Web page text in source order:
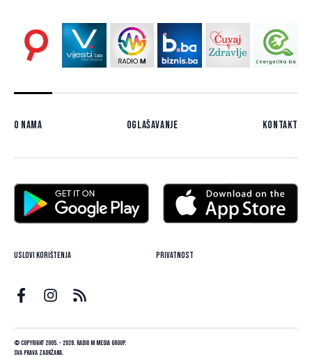
O nama Oglašavanje Kontakt
Uslovi korištenja Privatnost
© Copyright 2005. - 2026. Radio M Media Group.
Sva prava zadržana.